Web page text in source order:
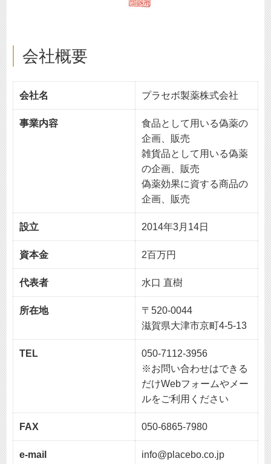
会社概要
会社名 プラセボ製薬株式会社
事業内容
食品として用いる偽薬の
企画、販売
雑貨品として用いる偽薬
の企画、販売
偽薬効果に資する商品の
企画、販売
設立 2014年3月14日
資本金 2百万円
代表者 水口 直樹
所在地
〒520-0044
滋賀県大津市京町4-5-13
TEL
050-7112-3956
※お問い合わせはできる
だけWebフォームやメー
ルをご利用ください
FAX 050-6865-7980
e-mail info@placebo.co.jp